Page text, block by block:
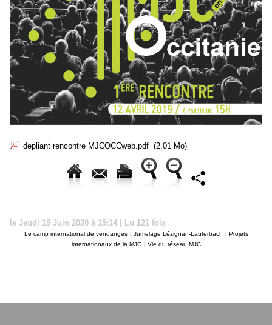
depliant rencontre MJCOCCweb.pdf (2.01 Mo)
le Jeudi 18 Juin 2020 à 15:14 | Lu 121 fois
Le camp international de vendanges | Jumelage Lézignan-Lauterbach | Projets
internationaux de la MJC | Vie du réseau MJC